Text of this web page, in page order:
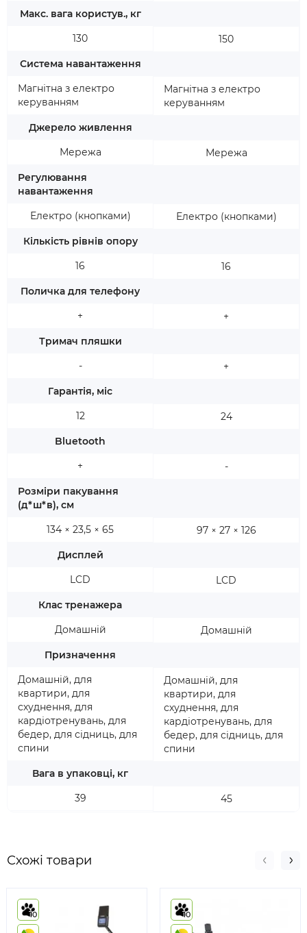
Макс. вага користув., кг
130
Система навантаження
Магнітна з електро
керуванням
Джерело живлення
Мережа
Регулювання
навантаження
Електро (кнопками)
Кількість рівнів опору
16
Поличка для телефону
+
Тримач пляшки
-
Гарантія, міс
12
Bluetooth
+
Розміри пакування
(д*ш*в), см
134 × 23,5 × 65
Дисплей
LCD
Клас тренажера
Домашній
Призначення
Домашній, для
квартири, для
схуднення, для
кардіотренувань, для
бедер, для сідниць, для
спини
Вага в упаковці, кг
39
150
Магнітна з електро
керуванням
Мережа
Електро (кнопками)
16
+
+
24
-
97 × 27 × 126
LCD
Домашній
Домашній, для
квартири, для
схуднення, для
кардіотренувань, для
бедер, для сідниць, для
спини
45
Схожі товари
10 10